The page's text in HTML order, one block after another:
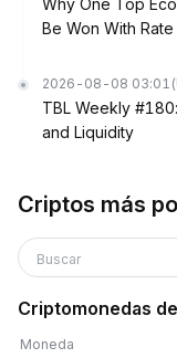
Why One Top
Be Won With
2026-08-08 03:01
TBL Weekly
and Liquidity
Criptos más
Buscar
Criptomonedas
Moneda